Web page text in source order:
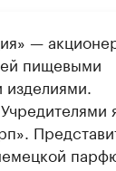
—
пищевыми